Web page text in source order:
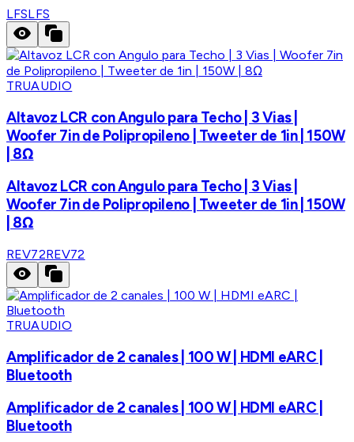
LFSLFS
TRUAUDIO
Altavoz LCR con Angulo para Techo | 3 Vias |
Woofer 7in de Polipropileno | Tweeter de 1in | 150W
| 8Ω
Altavoz LCR con Angulo para Techo | 3 Vias |
Woofer 7in de Polipropileno | Tweeter de 1in | 150W
| 8Ω
REV72REV72
TRUAUDIO
Amplificador de 2 canales | 100 W | HDMI eARC |
Bluetooth
Amplificador de 2 canales | 100 W | HDMI eARC |
Bluetooth